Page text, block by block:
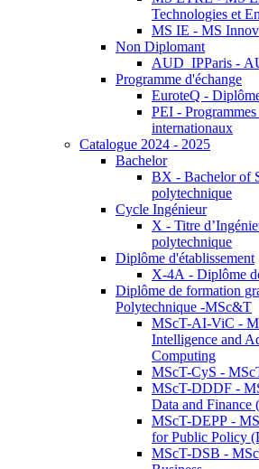
Technologies et
MS IE - MS
Non Diplomant
AUD_IPParis -
Programme d'échange
EuroteQ -
PEI -
internationaux
Catalogue 2024 - 2025
Bachelor
BX - Bachelor of
polytechnique
Cycle Ingénieur
X - Titre
polytechnique
Diplôme d'établissement
X-4A - Diplôme
Diplôme de formation
Polytechnique -MSc&T
MScT-AI-ViC -
Intelligence and
Computing
MScT-CyS -
MScT-DDDF -
Data and
MScT-DEPP -
for Public Policy
MScT-DSB -